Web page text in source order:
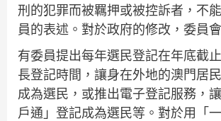
刑的犯罪而被羈押或被控訴者，不
員的表述。對於政府的修改，委員
有委員提出每年選民登記在年底截
長登記時間，讓身在外地的澳門居
成為選民，或推出電子登記服務，
戶通」登記成為選民等。對於用「